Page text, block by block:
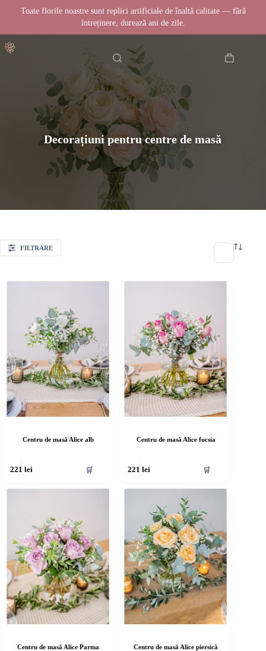
Toate florile noastre sunt replici artificiale de înaltă calitate — fără
întreținere, durează ani de zile.
la
Coș
Acasă
Decorațiuni pentru centre de masă
FILTRARE
Centru de masă Alice alb
221lei 🛒
Centru de masă Alice fucsia
221lei 🛒
Centru de masă Alice Parma Centru de masă Alice piersică